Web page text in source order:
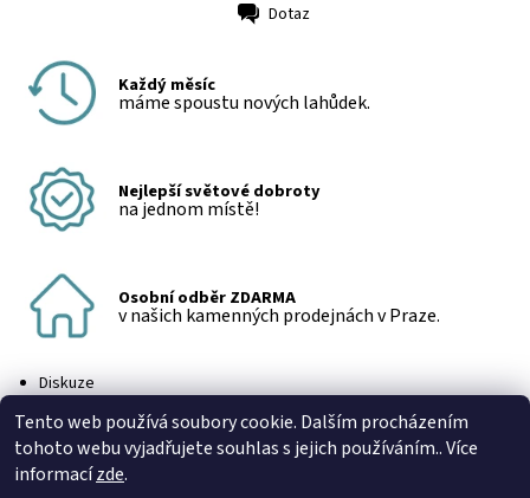
Dotaz
Každý měsíc
máme spoustu nových lahůdek.
Nejlepší světové dobroty
na jednom místě!
Osobní odběr ZDARMA
v našich kamenných prodejnách v Praze.
Diskuze
Přidat komentář
Tento web používá soubory cookie. Dalším procházením
tohoto webu vyjadřujete souhlas s jejich používáním.. Více
informacízde.